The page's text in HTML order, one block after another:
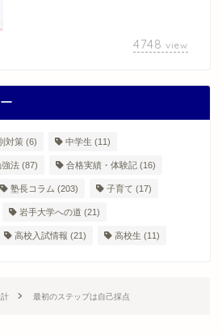
4748 view
対策 (6) 中学生 (11)
強法 (87) 合格実績・体験記 (16)
塾長コラム (203) 子育て (17)
岩手大学への道 (21)
高校入試情報 (21) 高校生 (11)
最初のステップは自己採点